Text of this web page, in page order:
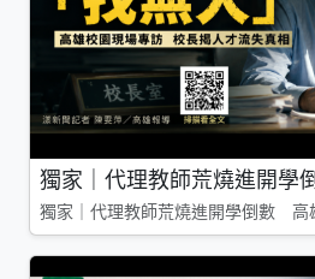
獨家｜代理教師荒燒進開
獨家｜代理教師荒燒進開學倒數 高